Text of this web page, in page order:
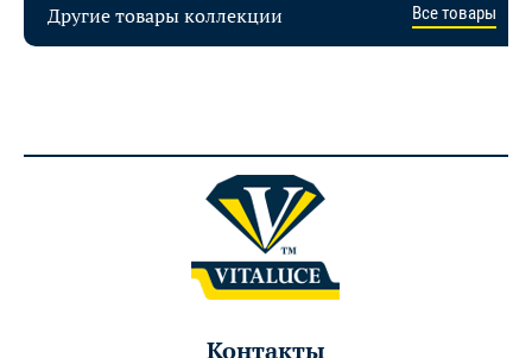
Другие товары коллекции Все товары
Контакты